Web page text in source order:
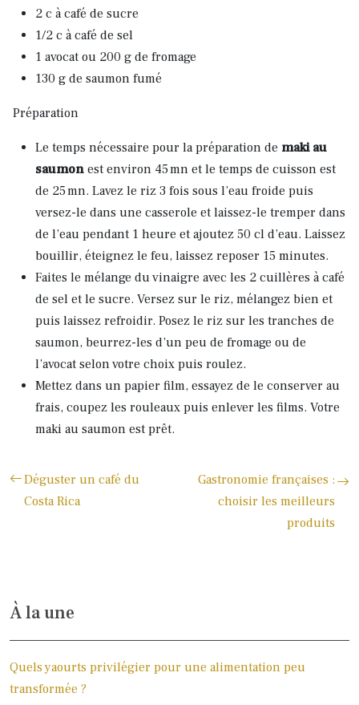
2 c à café de sucre
1/2 c à café de sel
1 avocat ou 200 g de fromage
130 g de saumon fumé
Préparation
Le temps nécessaire pour la préparation de maki au
saumon est environ 45 mn et le temps de cuisson est
de 25 mn. Lavez le riz 3 fois sous l’eau froide puis
versez-le dans une casserole et laissez-le tremper dans
de l’eau pendant 1 heure et ajoutez 50 cl d’eau. Laissez
bouillir, éteignez le feu, laissez reposer 15 minutes.
Faites le mélange du vinaigre avec les 2 cuillères à café
de sel et le sucre. Versez sur le riz, mélangez bien et
puis laissez refroidir. Posez le riz sur les tranches de
saumon, beurrez-les d’un peu de fromage ou de
l’avocat selon votre choix puis roulez.
Mettez dans un papier film, essayez de le conserver au
frais, coupez les rouleaux puis enlever les films. Votre
maki au saumon est prêt.
Déguster un café du
Costa Rica
Gastronomie françaises :
choisir les meilleurs
produits
À la une
Quels yaourts privilégier pour une alimentation peu
transformée ?